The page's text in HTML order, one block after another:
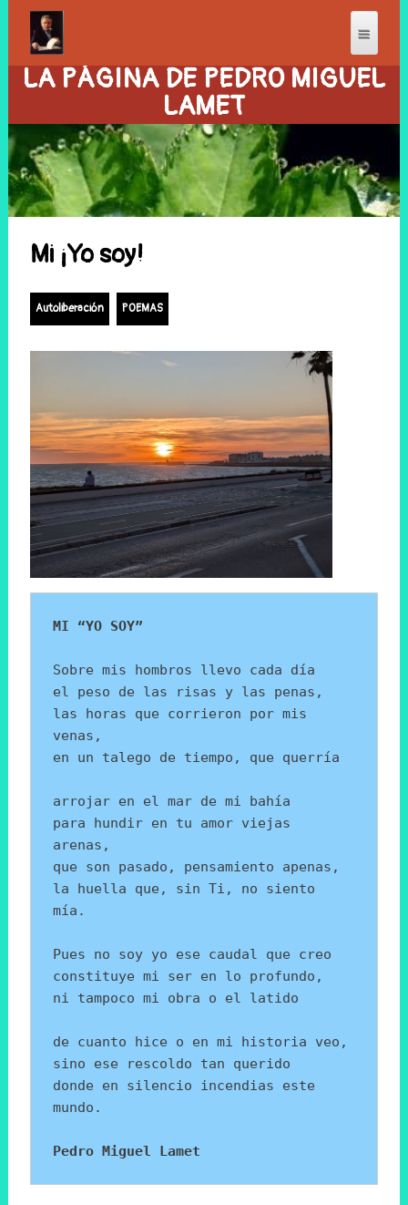
LA PÁGINA DE PEDRO MIGUEL
LAMET
Mi ¡Yo soy!
Autoliberación POEMAS
MI “YO SOY”
Sobre mis hombros llevo cada día
el peso de las risas y las penas,
las horas que corrieron por mis
venas,
en un talego de tiempo, que querría
arrojar en el mar de mi bahía
para hundir en tu amor viejas
arenas,
que son pasado, pensamiento apenas,
la huella que, sin Ti, no siento
mía.
Pues no soy yo ese caudal que creo
constituye mi ser en lo profundo,
ni tampoco mi obra o el latido
de cuanto hice o en mi historia veo,
sino ese rescoldo tan querido
donde en silencio incendias este
mundo.
Pedro Miguel Lamet